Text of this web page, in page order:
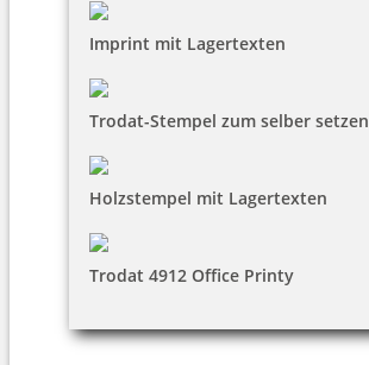
Imprint mit Lagertexten
Trodat-Stempel zum selber setzen
Holzstempel mit Lagertexten
Trodat 4912 Office Printy